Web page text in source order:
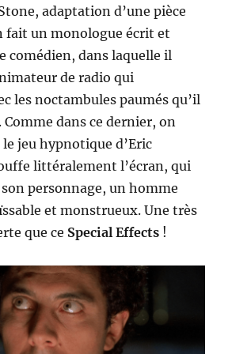
adaptation d’une pièce
fait un monologue écrit et
comédien, dans laquelle il
de radio qui
les noctambules paumés qu’il
Comme dans ce dernier, on
jeu hypnotique d’Eric
littéralement l’écran, qui
personnage, un homme
et monstrueux. Une très
que ce Special Effects !